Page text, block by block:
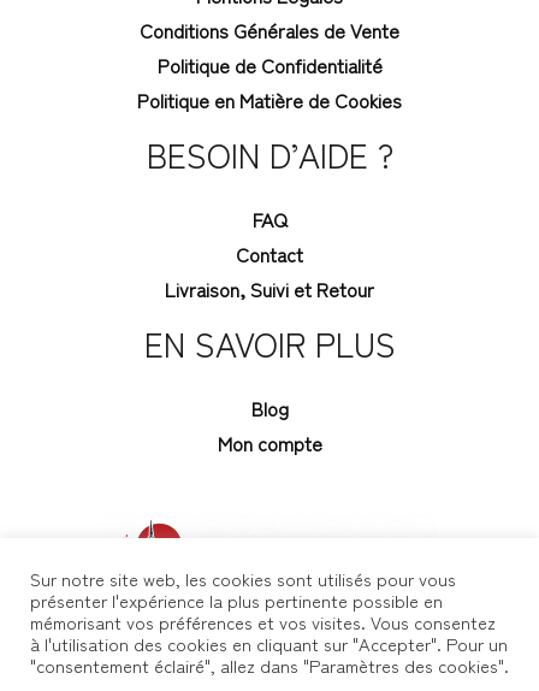
Conditions Générales de Vente
Politique de Confidentialité
Politique en Matière de Cookies
BESOIN D’AIDE ?
FAQ
Contact
Livraison, Suivi et Retour
EN SAVOIR PLUS
Blog
Mon compte
Sur notre site web, les cookies sont utilisés pour vous
présenter l'expérience la plus pertinente possible en
mémorisant vos préférences et vos visites. Vous consentez
à l'utilisation des cookies en cliquant sur "Accepter". Pour un
"consentement éclairé", allez dans "Paramètres des cookies".